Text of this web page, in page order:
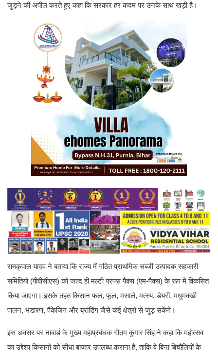
जुड़ने की अपील करते हुए कहा कि सरकार हर कदम पर उनके साथ खड़ी है।
रामकृपाल यादव ने बताया कि राज्य में गठित प्राथमिक सब्जी उत्पादक सहकारी
समितियों (पीवीसीएस) को जल्द ही मल्टी परपस पैक्स (एम-पैक्स) के रूप में विकसित
किया जाएगा। इसके तहत किसान फल, फूल, मसाले, मत्स्य, डेयरी, मधुमक्खी
पालन, भंडारण, पैकेजिंग और ब्रांडिंग जैसे कई क्षेत्रों से जुड़ सकेंगे।
इस अवसर पर नाबार्ड के मुख्य महाप्रबंधक गौतम कुमार सिंह ने कहा कि महोत्सव
का उद्देश्य किसानों को सीधा बाजार उपलब्ध कराना है, ताकि वे बिना बिचौलियों के